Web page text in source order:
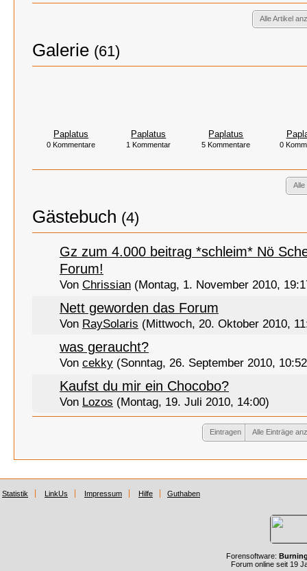
Alle Artikel
Galerie (61)
Paplatus
0 Kommentare
Paplatus
1 Kommentar
Paplatus
5 Kommentare 0
Alle
Gästebuch (4)
Gz zum 4.000 beitrag *schleim* Nö
Forum!
Von Chrissian (Montag, 1. November 2010,
Nett geworden das Forum
Von RaySolaris (Mittwoch, 20. Oktober 2010,
was geraucht?
Von cekky (Sonntag, 26. September 2010,
Kaufst du mir ein Chocobo?
Von Lozos (Montag, 19. Juli 2010, 14:00)
Alle Einträge
Eintragen
Statistik LinkUs Impressum Hilfe Guthaben
Forensoftware:
Forum online seit 19